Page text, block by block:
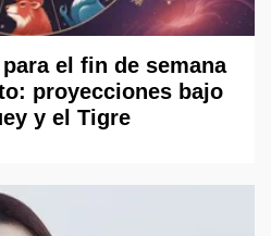
el fin de semana
proyecciones bajo
y el Tigre